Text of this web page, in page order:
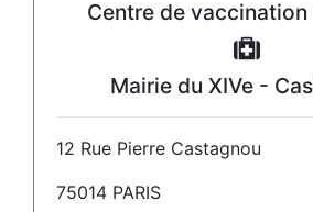
Centre de vaccination
Mairie du XIVe -
12 Rue Pierre Castagnou
75014 PARIS